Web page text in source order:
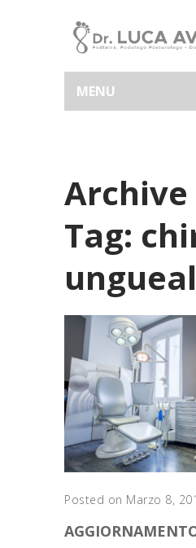
MENU
Tag:
Posted on Marzo 8,